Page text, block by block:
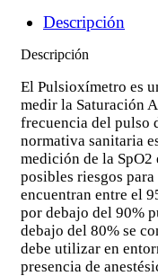
Descripción
Descripción
El Pulsioxímetro es
medir la Saturación
frecuencia del pulso
normativa sanitaria
medición de la SpO2
posibles riesgos
encuentran entre el
por debajo del 90%
debajo del 80% se
debe utilizar en
presencia de